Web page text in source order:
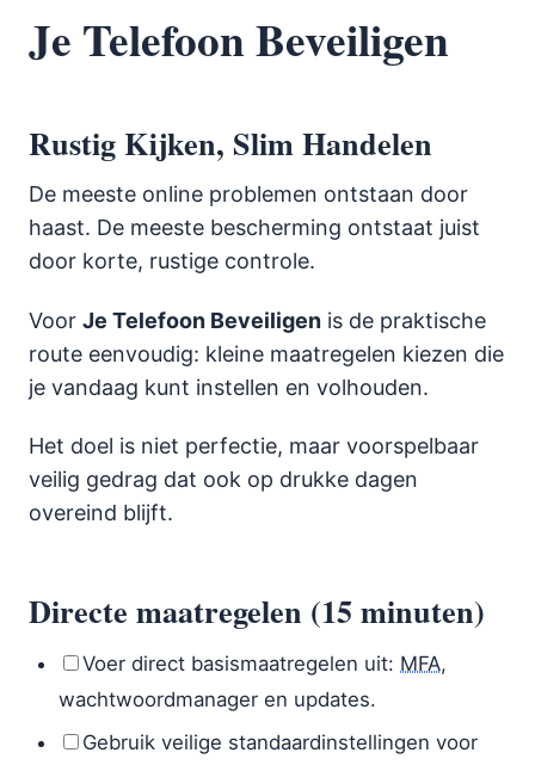
Je Telefoon Beveiligen
Rustig Kijken, Slim Handelen
De meeste online problemen ontstaan door
haast. De meeste bescherming ontstaat juist
door korte, rustige controle.
Voor Je Telefoon Beveiligen is de praktische
route eenvoudig: kleine maatregelen kiezen die
je vandaag kunt instellen en volhouden.
Het doel is niet perfectie, maar voorspelbaar
veilig gedrag dat ook op drukke dagen
overeind blijft.
Directe maatregelen (15 minuten)
Voer direct basismaatregelen uit: MFA,
wachtwoordmanager en updates.
Gebruik veilige standaardinstellingen voor